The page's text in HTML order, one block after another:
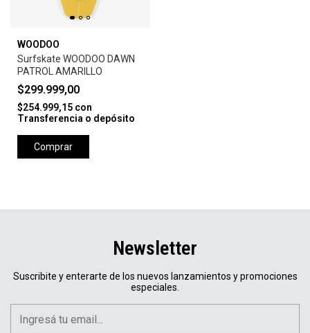
WOODOO
Surfskate WOODOO DAWN
PATROL AMARILLO
$299.999,00
$254.999,15 con
Transferencia o depósito
Comprar
Newsletter
Suscribite y enterarte de los nuevos lanzamientos y promociones
especiales.